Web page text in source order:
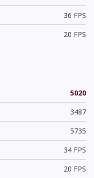
36 FPS
20 FPS
5020
3487
5735
34 FPS
20 FPS